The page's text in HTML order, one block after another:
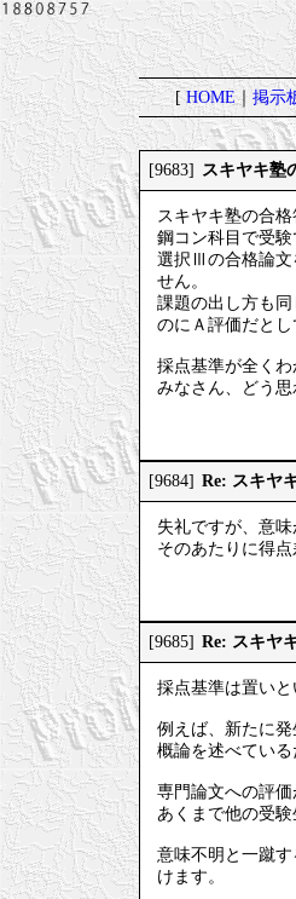
[HOME｜掲示
[9683] スキヤキ塾
スキヤキ塾の合格
鋼コン科目で受験
選択Ⅲの合格論文
せん。
課題の出し方も
のにＡ評価だとし
採点基準が全くわ
みなさん、どう思
[9684] Re: スキヤ
失礼ですが、意味
そのあたりに得点
[9685] Re: スキヤ
採点基準は置い
例えば、新たに
概論を述べてい
専門論文への評
あくまで他の受
意味不明と一蹴
けます。